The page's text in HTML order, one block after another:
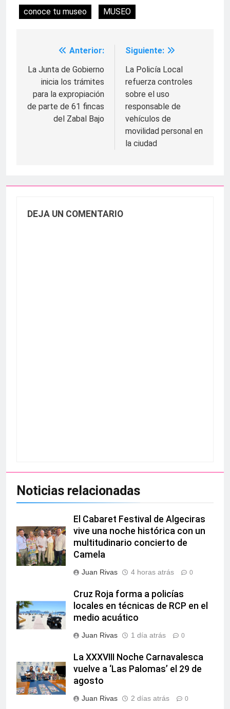
conoce tu museo MUSEO
Navegación
de
entradas
Anterior:
La Junta de Gobierno
inicia los trámites
para la expropiación
de parte de 61 fincas
del Zabal Bajo
Siguiente:
La Policía Local
refuerza controles
sobre el uso
responsable de
vehículos de
movilidad personal en
la ciudad
DEJA UN COMENTARIO
Noticias relacionadas
El Cabaret Festival de Algeciras
vive una noche histórica con un
multitudinario concierto de
Camela
Juan Rivas 4 horas atrás 0
Cruz Roja forma a policías
locales en técnicas de RCP en el
medio acuático
Juan Rivas 1 día atrás 0
La XXXVIII Noche Carnavalesca
vuelve a ‘Las Palomas’ el 29 de
agosto
Juan Rivas 2 días atrás 0